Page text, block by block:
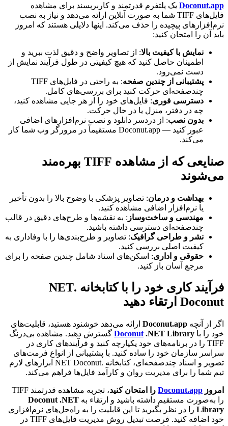
Doconut.app یک پلتفرم قدرتمند و کاربرپسند برای مشاهده
فایل‌های TIFF شما به صورت آنلاین ارائه می‌دهد و نیاز به نصب
نرم‌افزارهای پیچیده را حذف می‌کند. اینها دلایلی هستند که امروز
باید آن را امتحان کنید:
نمایش با کیفیت بالا: از تصاویر واضح و دقیق لذت ببرید و
اطمینان حاصل کنید که هیچ کیفیتی در طول فرآیند نمایش از
دست نمی‌رود.
پشتیبانی از چندین صفحه
: به راحتی در فایل‌های TIFF
چند‌صفحه‌ای حرکت کنید برای بررسی‌های کامل.
دسترسی فوری: فایل‌های خود را از هر جایی مشاهده کنید،
چه در دفتر، منزل یا در حال حرکت.
بدون نصب: از دردسر دانلود و نصب نرم‌افزارهای اضافی
عبور کنید — Doconut.app مستقیماً در مرورگر وب شما کار
می‌کند.
صنایعی که از مشاهده TIFF بهره‌مند
می‌شوند
بهداشت و درمان: تصاویر پزشکی با وضوح بالا را بدون تأخیر
یا نرم‌افزار اضافی مشاهده کنید.
مهندسی و ساخت‌وساز : به نقشه‌ها و طرح‌های دقیق در قالب
چند‌صفحه‌ای دسترسی داشته باشید.
نشر و طراحی گرافیک: تصاویر و طرح‌بندی‌ها را با وفاداری به
کیفیت اصلی بررسی کنید.
حقوقی و اداری: اسکن‌های اسناد شامل چندین صفحه را برای
مرجع آسان باز کنید.
فرآیند کاری خود را با کتابخانه .NET
Doconut ارتقاء دهید
اگر از آنچه Doconut.app ارائه می‌دهد خوشنود هستید، قابلیت‌های
خود را با
Doconut .NET Library
گسترش دهید. مشاهده بی‌درنگ
TIFF را در برنامه‌های خود یکپارچه کنید و فرآیندهای کاری در
سراسر سازمان خود را ساده کنید. با پشتیبانی از انواع فرمت‌های
تصویر و اسناد چندصفحه‌ای، کتابخانه .NET Doconut ابزارهای لازم
تیم شما را برای مدیریت روان و کارآمد فایل‌ها فراهم می‌کند.
امروز Doconut.app را امتحان کنید
، تجربه مشاهده قدرتمند TIFF
را به‌صورت مستقیم داشته باشید و ارتقاء به Doconut .NET
Library را در نظر بگیرید تا این قابلیت را به راه‌حل‌های نرم‌افزاری
خود اضافه کنید. فرصت تبدیل روش مدیریت فایل‌های TIFF در